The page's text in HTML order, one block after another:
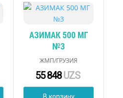
АЗИМАК 500 МГ
№3
ЖМП/ГРУЗИЯ
55 848UZS